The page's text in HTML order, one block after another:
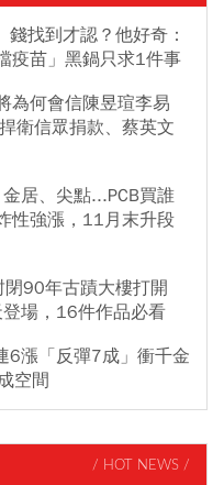
找到才認？他好奇：
疫苗」黑鍋只求1件事
為何會信陳昱瑄李易
衛信眾捐款、蔡英文
居、尖點...PCB買誰
性強漲，11月末升段
90年古蹟大樓打開
場，16件作品必看
6漲「反彈7成」衝千金
空間
/ HOT NEWS /